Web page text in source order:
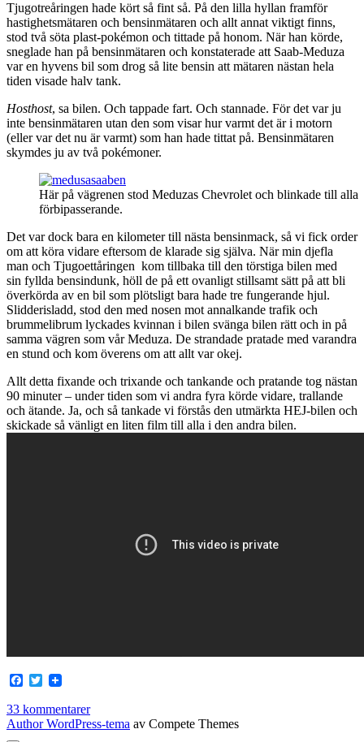
Tjugotreåringen hade kört så fint så. På den lilla hyllan framför
hastighetsmätaren och bensinmätaren och allt annat viktigt finns,
stod två söta plast-pokémon och tittade på honom. När han körde,
sneglade han på bensinmätaren och konstaterade att Saab-Meduza
var en hyvens bil som drog så lite bensin att mätaren nästan hela
tiden visade halv tank.
Hosthost, sa bilen. Och tappade fart. Och stannade. För det var ju
inte bensinmätaren utan den som visar hur varmt det är i motorn
(eller var det nu är varmt) som han hade tittat på. Bensinmätaren
skymdes ju av två pokémoner.
Här på vägrenen stod Meduzas Chevrolet och blinkade till alla
förbipasserande.
Det var dock bara en kilometer till nästa bensinmack, så vi fick order
om att köra vidare eftersom de klarade sig själva. När min djefla
man och Tjugoettåringen kom tillbaka till den törstiga bilen med
sin fyllda bensindunk, höll de på ett ovanligt stillsamt sätt på att bli
överkörda av en bil som plötsligt bara hade tre fungerande hjul.
Slidderisladd, stod den med nosen mot annalkande trafik och
brummelibrum lyckades kvinnan i bilen svänga bilen rätt och in på
samma vägren som vår Meduza. De strandade pratade med varandra
en stund och kom överens om att allt var okej.
Allt detta fixande och trixande och tankande och pratande tog nästan
90 minuter – under tiden som vi andra fyra körde vidare, trallande
och ätande. Ja, och så tankade vi förstås den utmärkta HEJ-bilen och
skickade så vänligt en liten film till alla i den andra bilen.
Facebook
Twitter
33 kommentarer
Author WordPress-tema av Compete Themes